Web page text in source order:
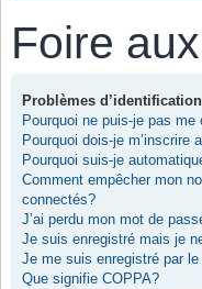
Foire
Problèmes
Pourquoi ne puis-je pas me
Pourquoi dois-je m’inscrire
Pourquoi suis-je
Comment empêcher mon
connectés?
J’ai perdu mon mot de
Je suis enregistré mais je
Je me suis enregistré par
Que signifie COPPA?